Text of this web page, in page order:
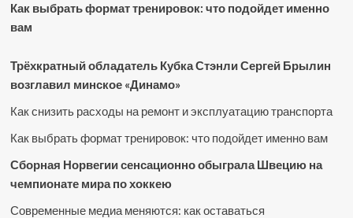
Как выбрать формат тренировок: что подойдет именно
вам
Трёхкратный обладатель Кубка Стэнли Сергей Брылин
возглавил минское «Динамо»
Как снизить расходы на ремонт и эксплуатацию транспорта
Как выбрать формат тренировок: что подойдет именно вам
Сборная Норвегии сенсационно обыграла Швецию на
чемпионате мира по хоккею
Современные медиа меняются: как оставаться